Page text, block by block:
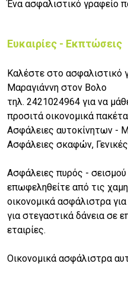
Ένα ασφαλιστικό γραφείο
Ευκαιρίες - Εκπτώσεις
Καλέστε στο ασφαλιστικό
Μαραγιάννη στον Βολο
τηλ. 2421024964 για να
προσιτά οικονομικά
Ασφάλειες αυτοκίνητων -
Ασφάλειες σκαφών,
Ασφάλειες πυρός - σεισμού
επωφεληθείτε από τις
οικονομικά ασφάλιστρα
για στεγαστικά δάνεια σε
εταιρίες.
Οικονομικά ασφάλιστρα